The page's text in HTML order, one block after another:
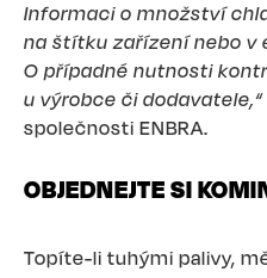
Informaci o množství
na štítku zařízení nebo v
O případné nutnosti
u výrobce či dodavatele,“
společnosti ENBRA.
OBJEDNEJTE SI
Topíte-li tuhými palivy,